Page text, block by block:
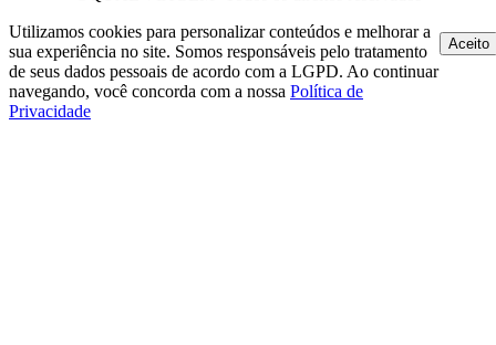
Utilizamos cookies para personalizar conteúdos e melhorar a
sua experiência no site. Somos responsáveis pelo tratamento
de seus dados pessoais de acordo com a LGPD. Ao continuar
navegando, você concorda com a nossa Política de
Privacidade
Aceito